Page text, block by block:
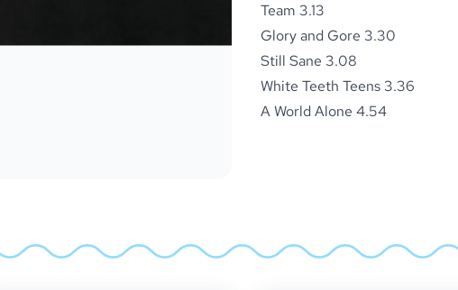
Team 3.13
Glory and Gore 3.30
Still Sane 3.08
White Teeth Teens 3.36
A World Alone 4.54